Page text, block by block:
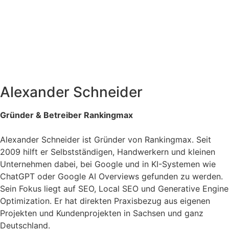
Alexander Schneider
Gründer & Betreiber Rankingmax
Alexander Schneider ist Gründer von Rankingmax. Seit
2009 hilft er Selbstständigen, Handwerkern und kleinen
Unternehmen dabei, bei Google und in KI-Systemen wie
ChatGPT oder Google AI Overviews gefunden zu werden.
Sein Fokus liegt auf SEO, Local SEO und Generative Engine
Optimization. Er hat direkten Praxisbezug aus eigenen
Projekten und Kundenprojekten in Sachsen und ganz
Deutschland.